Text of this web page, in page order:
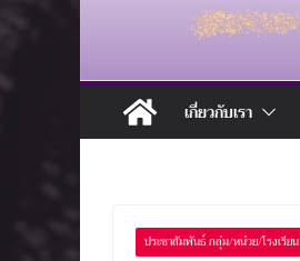
เกี่ยวกับเรา
ประชาสัมพันธ์ กลุ่ม/หน่วย/โรงเรียน